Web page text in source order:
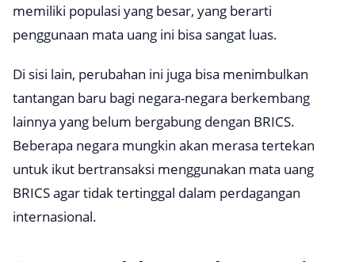
memiliki populasi yang besar, yang berarti
penggunaan mata uang ini bisa sangat luas.
Di sisi lain, perubahan ini juga bisa menimbulkan
tantangan baru bagi negara-negara berkembang
lainnya yang belum bergabung dengan BRICS.
Beberapa negara mungkin akan merasa tertekan
untuk ikut bertransaksi menggunakan mata uang
BRICS agar tidak tertinggal dalam perdagangan
internasional.